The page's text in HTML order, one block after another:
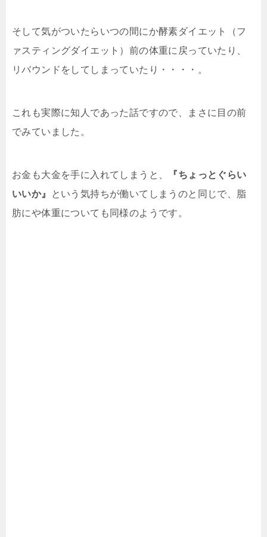
そして気がついたらいつの間にか酵素ダイエット（フ
ァスティングダイエット）前の体重に戻っていたり、
リバウンドをしてしまっていたり・・・・。
これも実際に知人であった話ですので、まさに目の前
でみていました。
お金も大金を手に入れてしまうと、
『ちょっとぐらい
いいか』
という気持ちが働いてしまうのと同じで、脂
肪にや体重についても同様のようです。